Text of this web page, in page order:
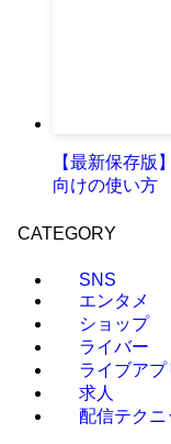
【最新保存版
向けの使い方
CATEGORY
SNS
エンタメ
ショップ
ライバー
ライブアプ
求人
配信テクニ